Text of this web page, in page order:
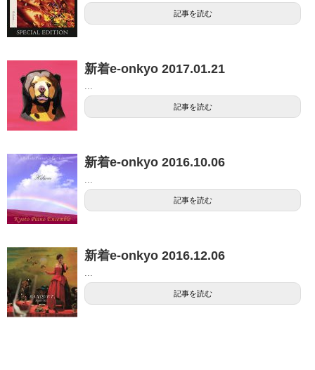
記事を読む
新着e-onkyo 2017.01.21
記事を読む
新着e-onkyo 2016.10.06
記事を読む
新着e-onkyo 2016.12.06
記事を読む